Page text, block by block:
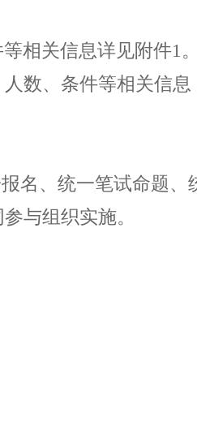
相关信息详见附件1
数、条件等相关信
名、统一笔试命题
与组织实施。